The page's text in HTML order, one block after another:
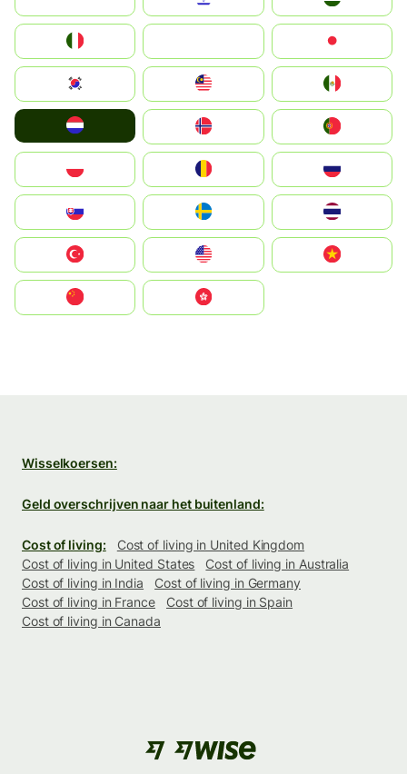
South Korea
United States
中國香港特別行政區
Wisselkoersen:
Geld overschrijven naar het buitenland:
Cost of living:
Cost of living in United Kingdom
Cost of living in United States
Cost of living in Australia
Cost of living in India
Cost of living in Germany
Cost of living in France
Cost of living in Spain
Cost of living in Canada